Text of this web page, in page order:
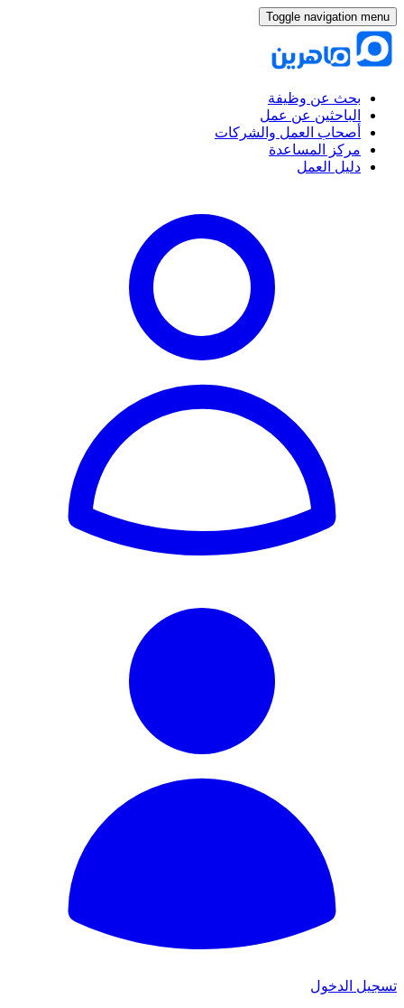
Toggle navigation menu
بحث عن وظيفة
الباحثين عن عمل
أصحاب العمل والشركات
مركز المساعدة
دليل العمل
تسجيل الدخول